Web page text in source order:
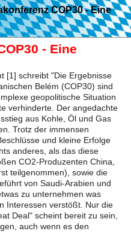
COP30 - Eine
- Eine
[1] schreibt "Die Ergebnisse
Belém (COP30) sind
geopolitische Situation
verhinderte. Der angedachte
aus Kohle, Öl und Gas
Trotz der immensen
und kleine Erfolge
anderes, als das diese
CO2-Produzenten China,
teilgenommen), sowie die
von Saudi-Arabien und
zu unternehmen was
Interessen verstößt. Nur die
Deal" scheint bereit zu sein,
auch wenn es den